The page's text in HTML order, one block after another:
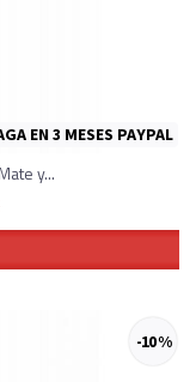
EN 3 MESES PAYPAL
y...
-10 %